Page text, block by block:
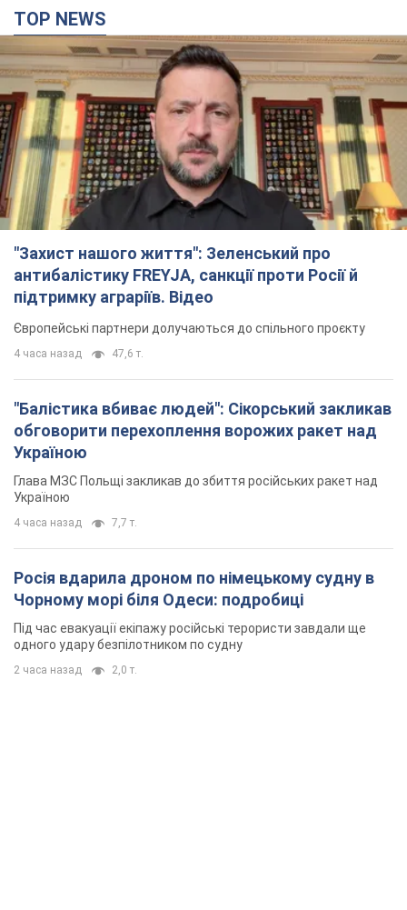
TOP NEWS
"Захист нашого життя": Зеленський про
антибалістику FREYJA, санкції проти Росії й
підтримку аграріїв. Відео
Європейські партнери долучаються до спільного проєкту
4 часа назад 47,6 т.
"Балістика вбиває людей": Сікорський закликав
обговорити перехоплення ворожих ракет над
Україною
Глава МЗС Польщі закликав до збиття російських ракет над
Україною
4 часа назад 7,7 т.
Росія вдарила дроном по німецькому судну в
Чорному морі біля Одеси: подробиці
Під час евакуації екіпажу російські терористи завдали ще
одного удару безпілотником по судну
2 часа назад 2,0 т.